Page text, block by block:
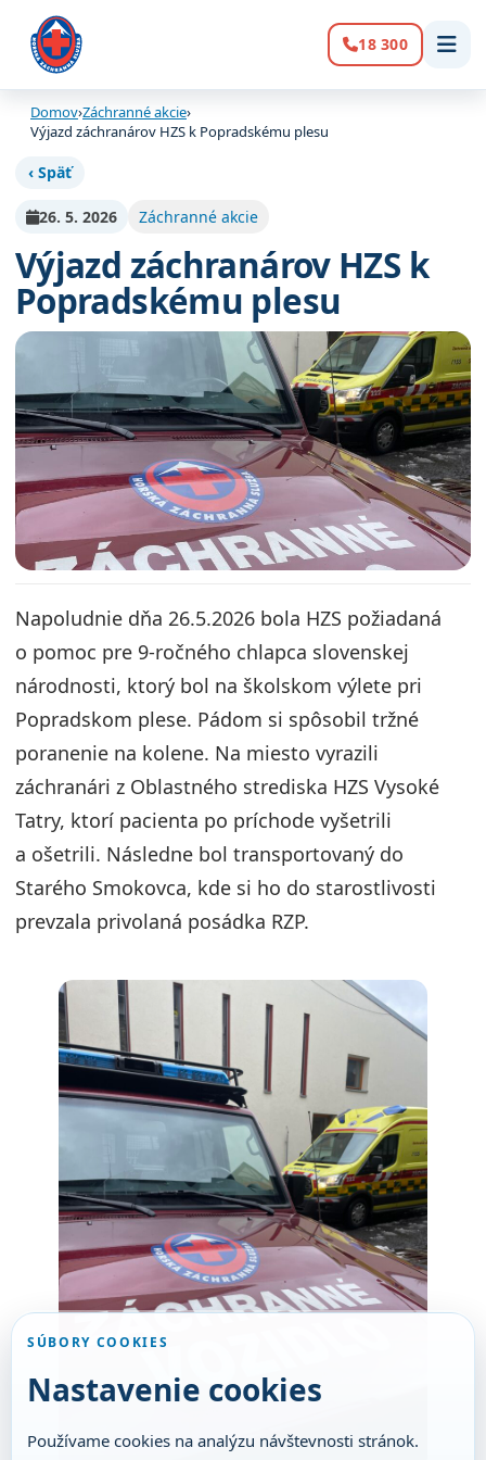
Volanie:
18 300
Domov›Záchranné akcie›
Výjazd záchranárov HZS k Popradskému plesu
‹ Späť
26. 5. 2026 Záchranné akcie
Výjazd záchranárov HZS k
Popradskému plesu
Napoludnie dňa 26.5.2026 bola HZS požiadaná
o pomoc pre 9-ročného chlapca slovenskej
národnosti, ktorý bol na školskom výlete pri
Popradskom plese. Pádom si spôsobil tržné
poranenie na kolene. Na miesto vyrazili
záchranári z Oblastného strediska HZS Vysoké
Tatry, ktorí pacienta po príchode vyšetrili
a ošetrili. Následne bol transportovaný do
Starého Smokovca, kde si ho do starostlivosti
prevzala privolaná posádka RZP.
SÚBORY COOKIES
Nastavenie cookies
Používame cookies na analýzu návštevnosti stránok.